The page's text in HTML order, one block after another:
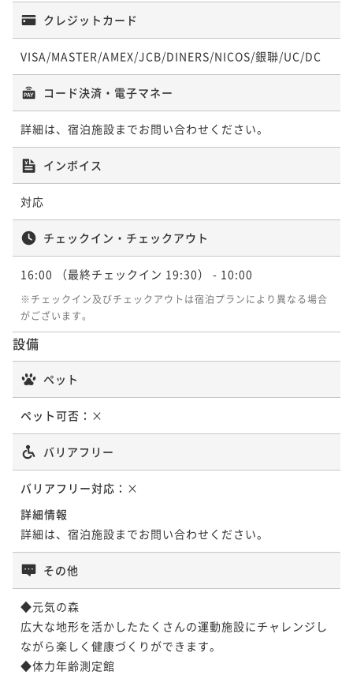
クレジットカード
VISA/MASTER/AMEX/JCB/DINERS/NICOS/銀聯/UC/DC
コード決済・電子マネー
詳細は、宿泊施設までお問い合わせください。
インボイス
対応
チェックイン・チェックアウト
16:00 （最終チェックイン 19:30） - 10:00
※チェックイン及びチェックアウトは宿泊プランにより異なる場合
がございます。
設備
ペット
ペット可否： ×
バリアフリー
バリアフリー対応： ×
詳細情報
詳細は、宿泊施設までお問い合わせください。
その他
◆元気の森
広大な地形を活かしたたくさんの運動施設にチャレンジし
ながら楽しく健康づくりができます。
◆体力年齢測定館